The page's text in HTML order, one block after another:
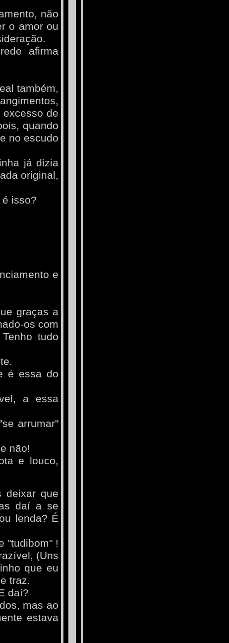
não
o amor ou
afirma
também,
de
quando
no escudo
já dizia
original,
isso?
e
graças a
os com
tudo
é essa do
a essa
arrumar"
não!
e louco,
deixar que
daí a se
lenda? É
"tudibom" !
(Uns
que eu
traz.
daí?
mas ao
estava